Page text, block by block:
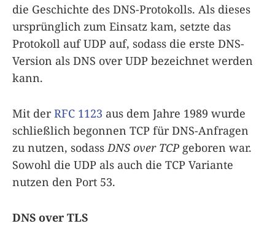
die Geschichte des DNS-Protokolls. Als dieses
ursprünglich zum Einsatz kam, setzte das
Protokoll auf UDP auf, sodass die erste DNS-
Version als DNS over UDP bezeichnet werden
kann.
Mit derRFC 1123 aus dem Jahre 1989 wurde
schließlich begonnen TCP für DNS-Anfragen
zu nutzen, sodass DNS over TCP geboren war.
Sowohl die UDP als auch die TCP Variante
nutzen den Port 53.
DNS over TLS